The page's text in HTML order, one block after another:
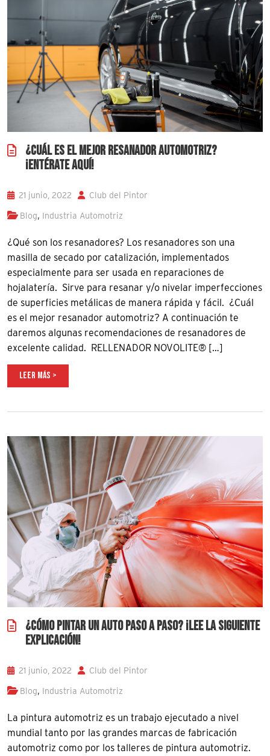
¿CUÁL ES EL MEJOR RESANADOR AUTOMOTRIZ?
¡ENTÉRATE AQUÍ!
21 junio, 2022 Club del Pintor
Blog, Industria Automotriz
¿Qué son los resanadores? Los resanadores son una
masilla de secado por catalización, implementados
especialmente para ser usada en reparaciones de
hojalatería. Sirve para resanar y/o nivelar imperfecciones
de superficies metálicas de manera rápida y fácil. ¿Cuál
es el mejor resanador automotriz? A continuación te
daremos algunas recomendaciones de resanadores de
excelente calidad. RELLENADOR NOVOLITE® […]
LEER MÁS >
¿CÓMO PINTAR UN AUTO PASO A PASO? ¡LEE LA SIGUIENTE
EXPLICACIÓN!
21 junio, 2022 Club del Pintor
Blog, Industria Automotriz
La pintura automotriz es un trabajo ejecutado a nivel
mundial tanto por las grandes marcas de fabricación
automotriz como por los talleres de pintura automotriz.